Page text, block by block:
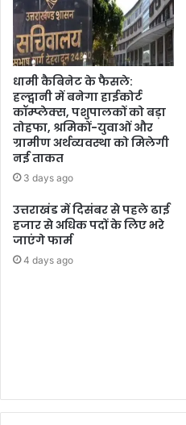
धामी कैबिनेट के फैसले:
हल्द्वानी में बनेगा हाईकोर्ट
कॉम्प्लेक्स, पशुपालकों को बड़ा
तोहफा, श्रमिकों-युवाओं और
ग्रामीण अर्थव्यवस्था को मिलेगी
नई ताकत
3 days ago
उत्तराखंड में दिसंबर से पहले ढाई
हजार से अधिक पदों के लिए भरे
जाएंगे फार्म
4 days ago